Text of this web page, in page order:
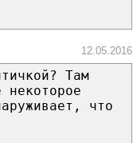
12.05.2016
Там
что